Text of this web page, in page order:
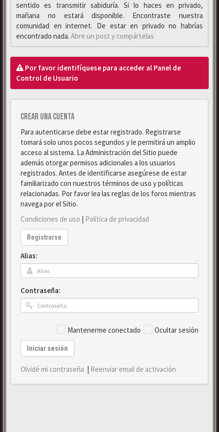
sentido es transmitir sabiduría. Si lo haces en privado,
mañana no estará disponible. Encontraste nuestra
comunidad en internet. De estar en privado no habrías
encontrado nada. Abre un post y compártelas
Por favor identifíquese para acceder al Panel de
Control de Usuario
Crear una cuenta
Para autenticarse debe estar registrado. Registrarse
tomará solo unos pocos segundos y le permitirá un amplio
acceso al sistema. La Administración del Sitio puede
además otorgar permisos adicionales a los usuarios
registrados. Antes de identificarse asegúrese de estar
familiarizado con nuestros términos de uso y políticas
relacionadas. Por favor lea las reglas de los foros mientras
navega por el Sitio.
Condiciones de uso | Política de privacidad
Registrarse
Alias:
Contraseña:
Mantenerme conectado Ocultar sesión
Iniciar sesión
Olvidé mi contraseña | Reenviar email de activación